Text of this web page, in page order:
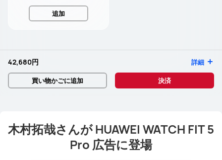
追加
42,680円 詳細
買い物かごに追加 決済
木村拓哉さんが HUAWEI WATCH FIT 5
Pro 広告に登場